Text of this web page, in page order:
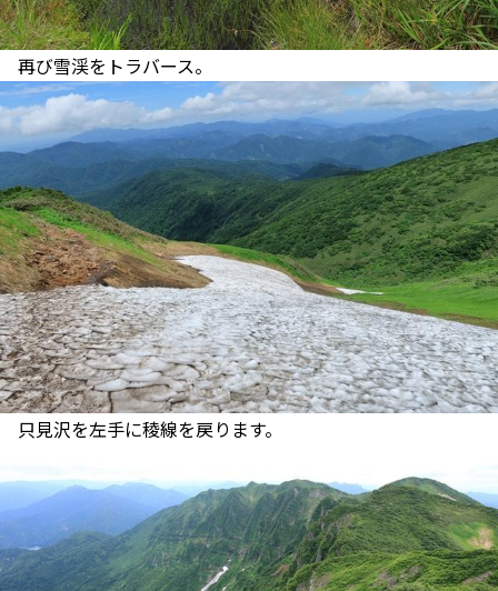
再び雪渓をトラバース。
只見沢を左手に稜線を戻ります。